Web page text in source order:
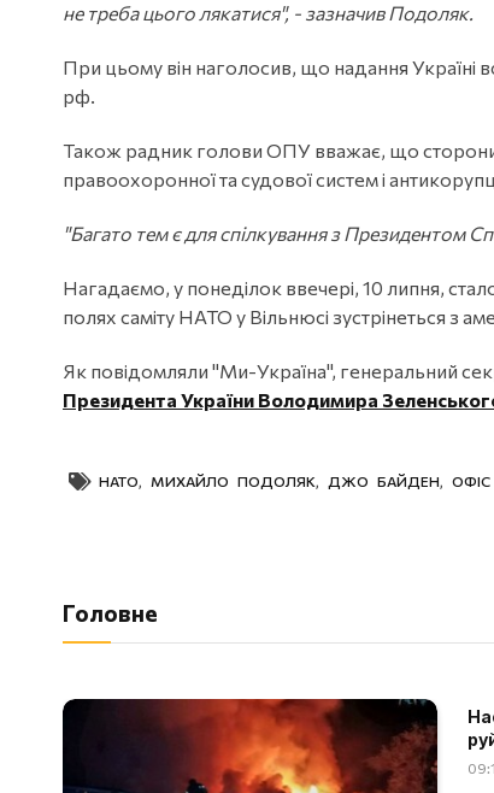
не треба цього лякатися", - зазначив Подоляк.
При цьому він наголосив, що надання Україні
рф.
Також радник голови ОПУ вважає, що сторони
правоохоронної та судової систем і
"Багато тем є для спілкування з Президентом
Нагадаємо, у понеділок ввечері, 10 липня,
полях саміту НАТО у Вільнюсі зустрінеться
Як повідомляли "Ми-Україна", генеральний
Президента України Володимира
НАТО, МИХАЙЛО ПОДОЛЯК, ДЖО БАЙДЕН,
Головне